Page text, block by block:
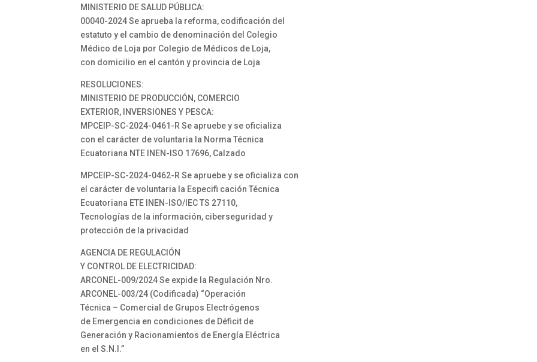
MINISTERIO DE SALUD PÚBLICA:
00040-2024 Se aprueba la reforma, codificación del
estatuto y el cambio de denominación del Colegio
Médico de Loja por Colegio de Médicos de Loja,
con domicilio en el cantón y provincia de Loja
RESOLUCIONES:
MINISTERIO DE PRODUCCIÓN, COMERCIO
EXTERIOR, INVERSIONES Y PESCA:
MPCEIP-SC-2024-0461-R Se apruebe y se oficializa
con el carácter de voluntaria la Norma Técnica
Ecuatoriana NTE INEN-ISO 17696, Calzado
MPCEIP-SC-2024-0462-R Se apruebe y se oficializa con
el carácter de voluntaria la Especifi cación Técnica
Ecuatoriana ETE INEN-ISO/IEC TS 27110,
Tecnologías de la información, ciberseguridad y
protección de la privacidad
AGENCIA DE REGULACIÓN
Y CONTROL DE ELECTRICIDAD:
ARCONEL-009/2024 Se expide la Regulación Nro.
ARCONEL-003/24 (Codificada) “Operación
Técnica – Comercial de Grupos Electrógenos
de Emergencia en condiciones de Déficit de
Generación y Racionamientos de Energía Eléctrica
en el S.N.I.”